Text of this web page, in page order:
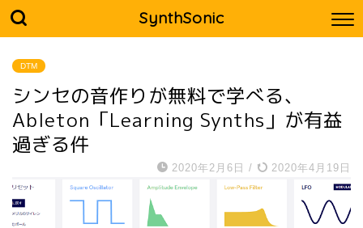
SynthSonic
DTM
シンセの音作りが無料で学べる、
Ableton「Learning Synths」が有益
過ぎる件
2020年2月6日 / 2020年4月19日